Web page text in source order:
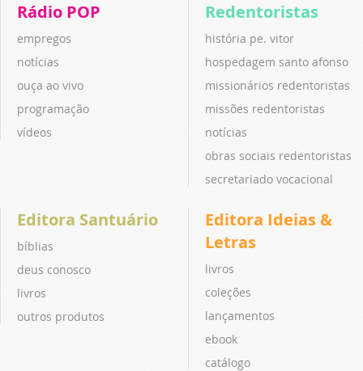
Rádio POP
empregos
notícias
ouça ao vivo
programação
vídeos
Redentoristas
história pe. vitor
hospedagem santo afonso
missionários redentoristas
missões redentoristas
notícias
obras sociais redentoristas
secretariado vocacional
Editora Santuário
bíblias
deus conosco
livros
outros produtos
Editora Ideias &
Letras
livros
coleções
lançamentos
ebook
catálogo